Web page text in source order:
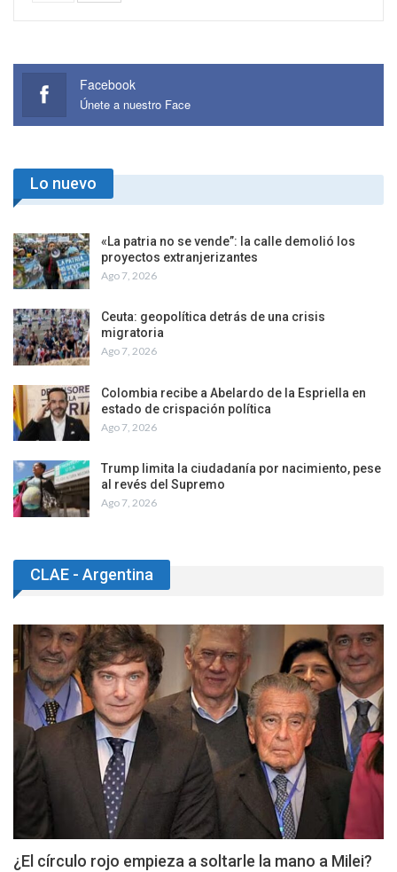
Facebook
Únete a nuestro Face
Lo nuevo
«La patria no se vende”: la calle demolió los
proyectos extranjerizantes
Ago 7, 2026
Ceuta: geopolítica detrás de una crisis
migratoria
Ago 7, 2026
Colombia recibe a Abelardo de la Espriella en
estado de crispación política
Ago 7, 2026
Trump limita la ciudadanía por nacimiento, pese
al revés del Supremo
Ago 7, 2026
CLAE - Argentina
¿El círculo rojo empieza a soltarle la mano a Milei?